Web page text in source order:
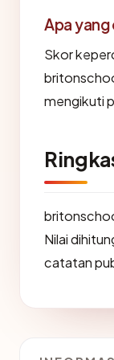
Apa
Skor
mengikuti
Nilai
catatan